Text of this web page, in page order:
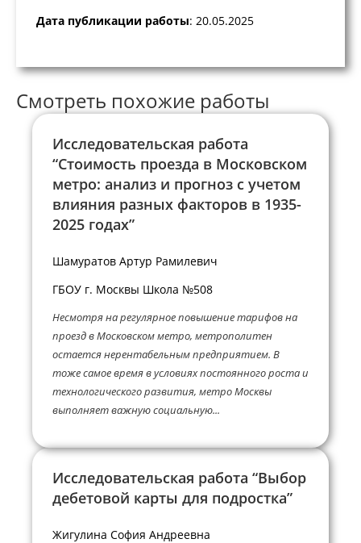
Дата публикации работы: 20.05.2025
Смотреть похожие работы
Исследовательская работа
“Стоимость проезда в Московском
метро: анализ и прогноз с учетом
влияния разных факторов в 1935-
2025 годах”
Шамуратов Артур Рамилевич
ГБОУ г. Москвы Школа №508
Несмотря на регулярное повышение тарифов на
проезд в Московском метро, метрополитен
остается нерентабельным предприятием. В
тоже самое время в условиях постоянного роста и
технологического развития, метро Москвы
выполняет важную социальную...
Исследовательская работа “Выбор
дебетовой карты для подростка”
Жигулина София Андреевна